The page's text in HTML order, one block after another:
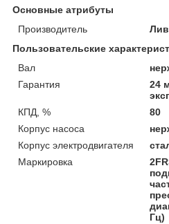
Основные атрибуты
Производитель
Пользовательские
Вал
Гарантия
24
КПД, %
80
Корпус насоса
Корпус электродвигателя
Маркировка
Гц)